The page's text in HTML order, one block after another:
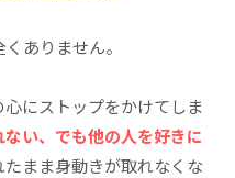
ありません。
にストップをかけてしま
い、でも他の人を好きに
たまま身動きが取れなくな